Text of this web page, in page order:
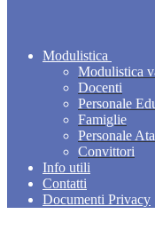
Modulistica
Modulistica
Docenti
Personale
Famiglie
Personale Ata
Convittori
Info utili
Contatti
Documenti Privacy